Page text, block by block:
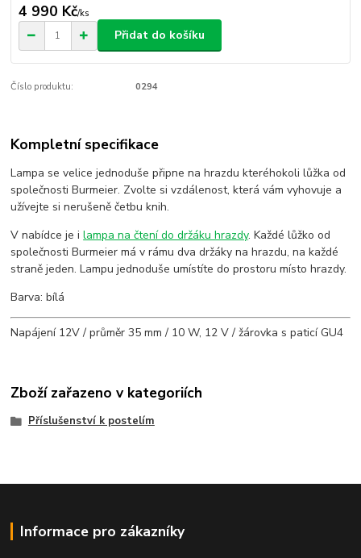
4 990 Kč/ks
Přidat do košíku
Číslo produktu: 0294
Kompletní specifikace
Lampa se velice jednoduše připne na hrazdu kteréhokoli lůžka od
společnosti Burmeier. Zvolte si vzdálenost, která vám vyhovuje a
užívejte si nerušeně četbu knih.
V nabídce je ilampa na čtení do držáku hrazdy. Každé lůžko od
společnosti Burmeier má v rámu dva držáky na hrazdu, na každé
straně jeden. Lampu jednoduše umístíte do prostoru místo hrazdy.
Barva: bílá
Napájení 12V / průměr 35 mm / 10 W, 12 V / žárovka s paticí GU4
Zboží zařazeno v kategoriích
Příslušenství k postelím
Informace pro zákazníky